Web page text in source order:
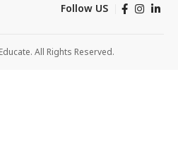
Follow US
All Rights Reserved.